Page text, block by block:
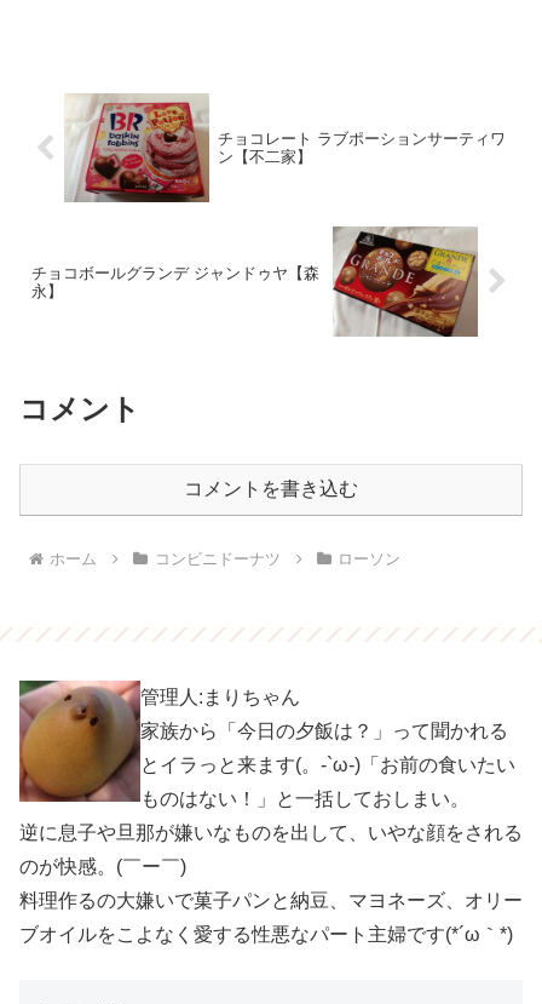
チョコレート ラブポーションサーティワ
ン【不二家】
チョコボールグランデ ジャンドゥヤ【森
永】
コメント
コメントを書き込む
ホーム コンビニドーナツ ローソン
管理人:まりちゃん
家族から「今日の夕飯は？」って聞かれる
とイラっと来ます(。-`ω-)「お前の食いたい
ものはない！」と一括しておしまい。
逆に息子や旦那が嫌いなものを出して、いやな顔をされる
のが快感。(￣ー￣)
料理作るの大嫌いで菓子パンと納豆、マヨネーズ、オリー
ブオイルをこよなく愛する性悪なパート主婦です(*´ω｀*)